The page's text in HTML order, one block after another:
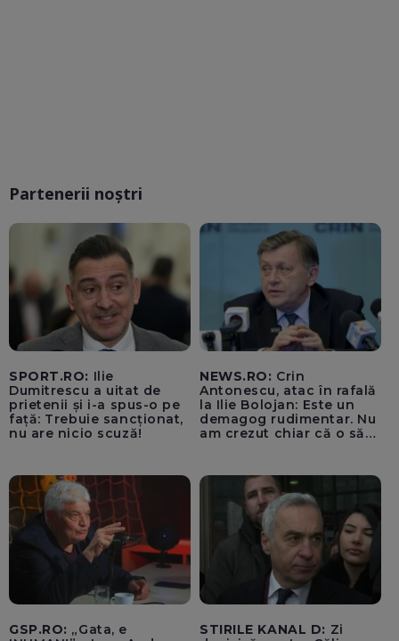
Partenerii noștri
SPORT.RO: Ilie
Dumitrescu a uitat de
prietenii și i-a spus-o pe
față: Trebuie sancționat,
nu are nicio scuză!
NEWS.RO: Crin
Antonescu, atac în rafală
la Ilie Bolojan: Este un
demagog rudimentar. Nu
am crezut chiar că o să
Sighiartău, primarul de la
Reșița și Florin Roman
GSP.RO: „Gata, e
STIRILE KANAL D: Zi